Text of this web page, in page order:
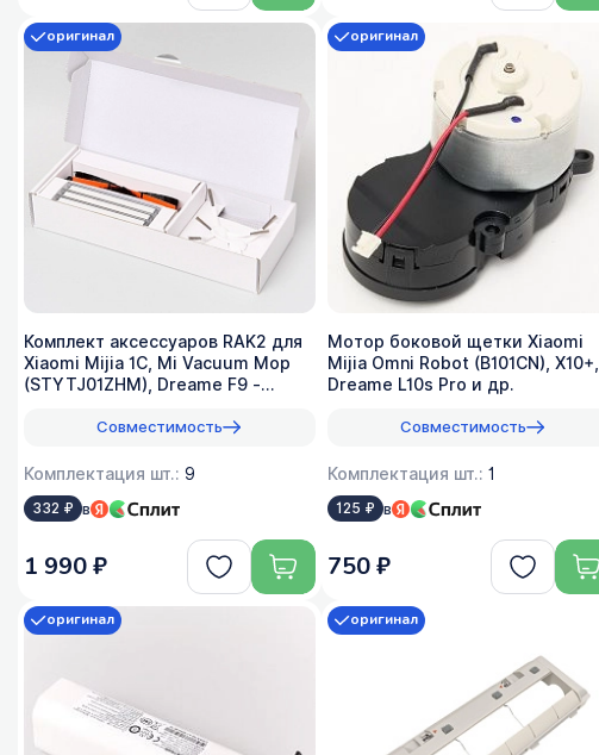
Комплект аксессуаров RAK2 для
Xiaomi Mijia 1C, Mi Vacuum Mop
(STYTJ01ZHM), Dreame F9 -
Совместимость
Комплектация шт.: 9
332 ₽ в
оригинал
1 990 ₽
Мотор боковой щетки Xiaomi
Mijia Omni Robot (B101CN), X10+,
Dreame L10s Pro и др.
Совместимость
Комплектация шт.: 1
125 ₽ в
оригинал
750 ₽
оригинал оригинал